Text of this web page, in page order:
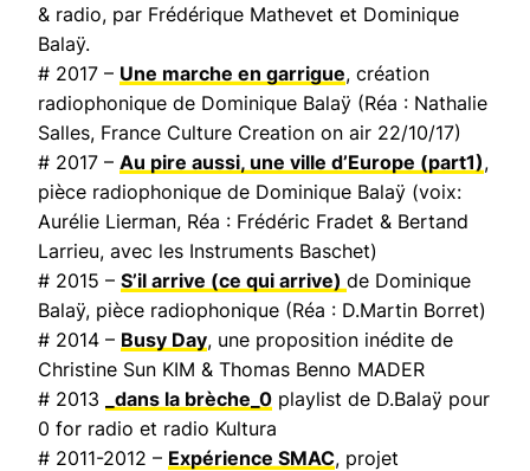
& radio, par Frédérique Mathevet et Dominique
Balaÿ.
# 2017 – Une marche en garrigue, création
radiophonique de Dominique Balaÿ (Réa : Nathalie
Salles, France Culture Creation on air 22/10/17)
# 2017 – Au pire aussi, une ville d’Europe (part1),
pièce radiophonique de Dominique Balaÿ (voix:
Aurélie Lierman, Réa : Frédéric Fradet & Bertand
Larrieu, avec les Instruments Baschet)
# 2015 – S’il arrive (ce qui arrive) de Dominique
Balaÿ, pièce radiophonique (Réa : D.Martin Borret)
# 2014 – Busy Day, une proposition inédite de
Christine Sun KIM & Thomas Benno MADER
# 2013
_dans la brèche_0 playlist de D.Balaÿ pour
0 for radio et radio Kultura
# 2011-2012 – Expérience SMAC, projet